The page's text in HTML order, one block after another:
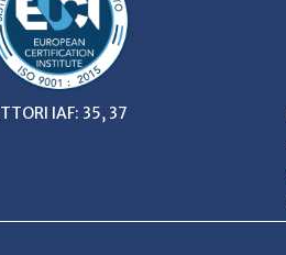
IAF: 35, 37